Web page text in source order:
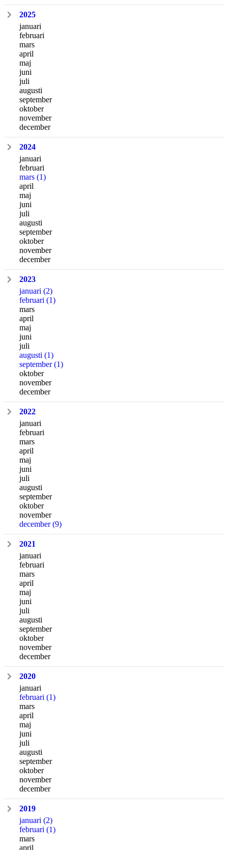
2025
januari
februari
mars
april
maj
juni
juli
augusti
september
oktober
november
december
2024
januari
februari
mars (1)
april
maj
juni
juli
augusti
september
oktober
november
december
2023
januari (2)
februari (1)
mars
april
maj
juni
juli
augusti (1)
september(1)
oktober
november
december
2022
januari
februari
mars
april
maj
juni
juli
augusti
september
oktober
november
december(9)
2021
januari
februari
mars
april
maj
juni
juli
augusti
september
oktober
november
december
2020
januari
februari (1)
mars
april
maj
juni
juli
augusti
september
oktober
november
december
2019
januari (2)
februari (1)
mars
april